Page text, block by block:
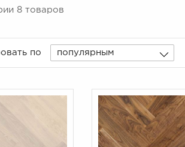
8 товаров
по популярным